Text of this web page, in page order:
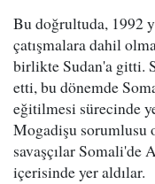
Bu doğrultuda, 1992
çatışmalara dahil
birlikte Sudan'a gitti.
etti, bu dönemde
eğitilmesi sürecinde
Mogadişu
savaşçılar Somali'de
içerisinde yer aldılar.